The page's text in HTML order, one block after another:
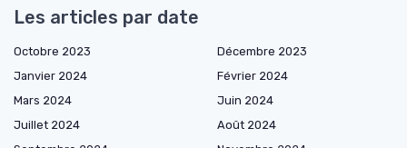
Les articles par date
Octobre 2023
Décembre 2023
Janvier 2024
Février 2024
Mars 2024
Juin 2024
Juillet 2024
Août 2024